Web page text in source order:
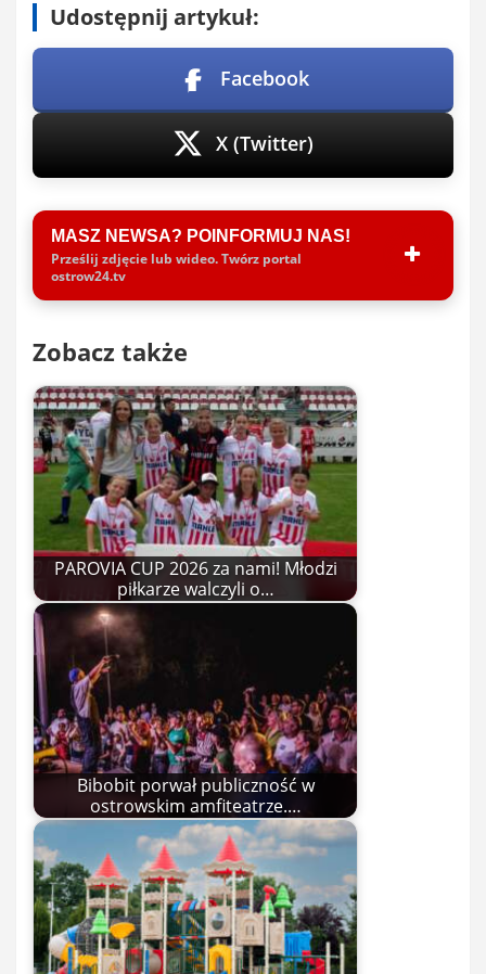
Udostępnij artykuł:
Facebook
X (Twitter)
MASZ NEWSA? POINFORMUJ NAS!
Prześlij zdjęcie lub wideo. Twórz portal
ostrow24.tv
Zobacz także
PAROVIA CUP 2026 za nami! Młodzi
piłkarze walczyli o…
Bibobit porwał publiczność w
ostrowskim amfiteatrze.…